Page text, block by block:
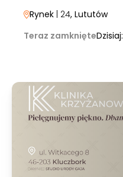
Rynek | 24, Lututów
Teraz zamknięteDzisiaj: